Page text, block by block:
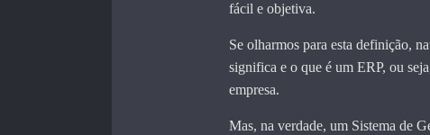
fácil e objetiva.
Se olharmos para esta definição,
significa e o que é um ERP, ou
empresa.
Mas, na verdade, um Sistema de